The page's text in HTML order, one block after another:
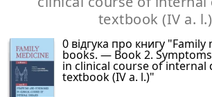
textbook (IV a. l.)
0 відгука про книгу
books. — Book 2.
in clinical course of internal
textbook (IV a. l.)"